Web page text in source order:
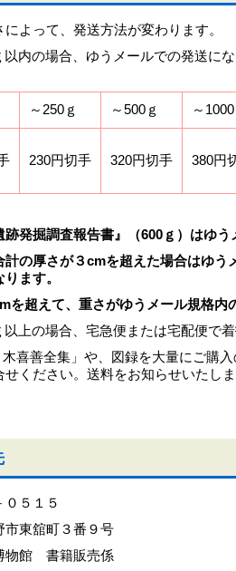
によって、発送方法が変わります。
内の場合、ゆうメールでの発送に
～250ｇ ～500ｇ ～1000
230円切手 320円切手 380円
発掘調査報告書』（600ｇ）はゆう
の厚さが３cmを超えた場合はゆう
ます。
を超えて、重さがゆうメール規格内
上の場合、宅急便または宅配便で
喜善全集」や、図録を大量にご購入
せください。送料をお知らせいたし
０５１５
市東舘町３番９号
物館 書籍販売係